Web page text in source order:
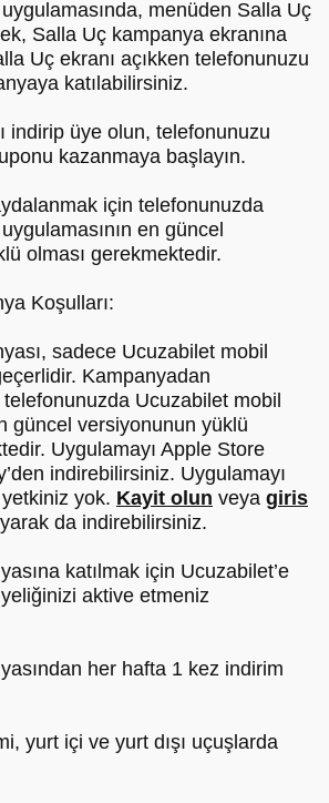
menüden Salla Uç
Salla Uç kampanya ekranına
Uç ekranı açıkken telefonunuzu
katılabilirsiniz.
indirip üye olun, telefonunuzu
kazanmaya başlayın.
için telefonunuzda
en güncel
olması gerekmektedir.
Koşulları:
sadece Ucuzabilet mobil
Kampanyadan
Ucuzabilet mobil
güncel versiyonunun yüklü
Uygulamayı Apple Store
indirebilirsiniz. Uygulamayı
yok. Kayit olun veya giris
da indirebilirsiniz.
katılmak için Ucuzabilet’e
aktive etmeniz
her hafta 1 kez indirim
yurt içi ve yurt dışı uçuşlarda